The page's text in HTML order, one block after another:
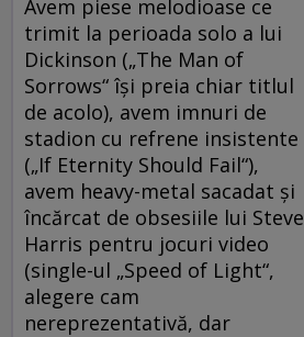
Avem piese melodioase ce
trimit la perioada solo a lui
Dickinson („The Man of
Sorrows“ îşi preia chiar titlul
de acolo), avem imnuri de
stadion cu refrene insistente
(„If Eternity Should Fail“),
avem heavy-metal sacadat şi
încărcat de obsesiile lui Steve
Harris pentru jocuri video
(single-ul „Speed of Light“,
alegere cam
nereprezentativă, dar